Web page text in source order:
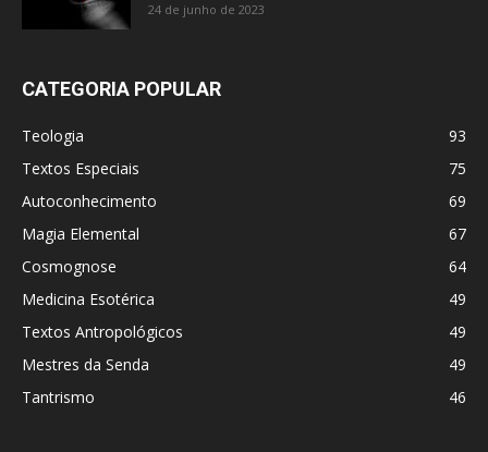
24 de junho de 2023
CATEGORIA POPULAR
Teologia
93
Textos Especiais
75
Autoconhecimento
69
Magia Elemental
67
Cosmognose
64
Medicina Esotérica
49
Textos Antropológicos
49
Mestres da Senda
49
Tantrismo
46